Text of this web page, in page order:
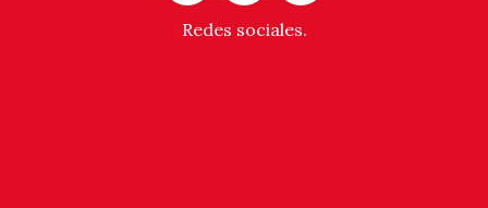
Redes sociales.